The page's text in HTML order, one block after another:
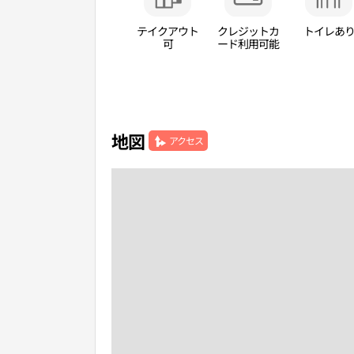
テイクアウト
可
クレジットカ
ード利用可能
トイレあり
地図 アクセス